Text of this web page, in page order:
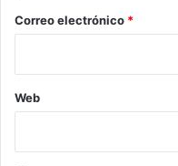
*
Correo electrónico *
Web